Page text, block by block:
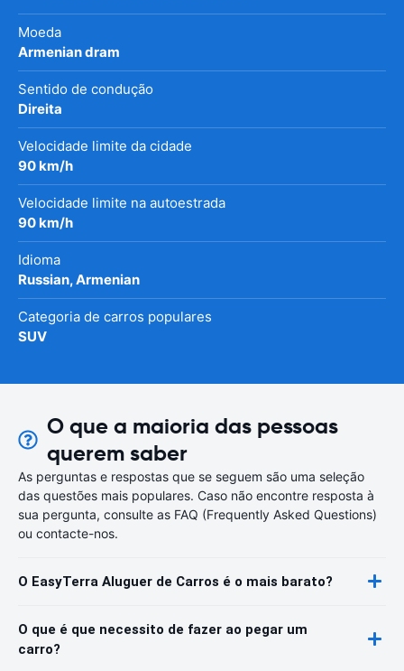
Moeda
Armenian dram
Sentido de condução
Direita
Velocidade limite da cidade
90 km/h
Velocidade limite na autoestrada
90 km/h
Idioma
Russian, Armenian
Categoria de carros populares
SUV
O que a maioria das pessoas
querem saber
As perguntas e respostas que se seguem são uma seleção
das questões mais populares. Caso não encontre resposta à
sua pergunta, consulte as FAQ (Frequently Asked Questions)
ou contacte-nos.
O EasyTerra Aluguer de Carros é o mais barato?
O que é que necessito de fazer ao pegar um
carro?